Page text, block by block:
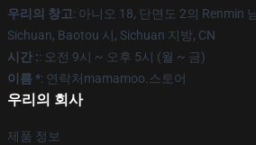
우리의 창고: 아니오 18, 단면도 2의 Renmin
Sichuan, Baotou 시, Sichuan 지방, CN
시간 :: 오전 9시 ~ 오후 5시 (월 ~ 금)
이름 *: 연락처mamamoo.스토어
우리의 회사
제품 정보